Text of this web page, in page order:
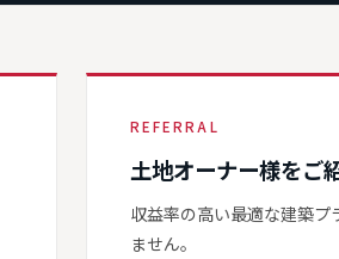
REFERRAL
土地オーナー様をご
収益率の高い最適な建築
ません。